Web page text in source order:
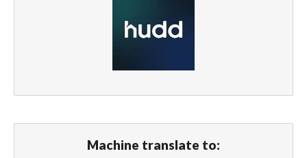
Machine translate to: